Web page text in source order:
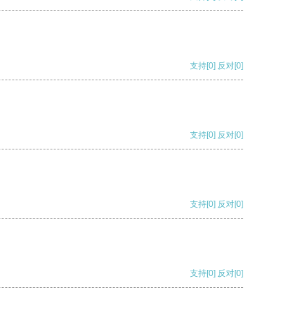
支持[0] 反对[0]
支持[0] 反对[0]
支持[0] 反对[0]
支持[0] 反对[0]